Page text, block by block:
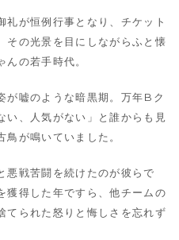
が恒例行事となり、チケット
その光景を目にしながらふと懐
の若手時代。
が嘘のような暗黒期。万年Bク
い、人気がない」と誰からも見
が鳴いていました。
悪戦苦闘を続けたのが彼らで
獲得した年ですら、他チームの
てられた怒りと悔しさを忘れず